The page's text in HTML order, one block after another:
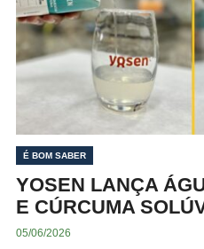
É BOM SABER
YOSEN LANÇA
E CÚRCUMA
05/06/2026